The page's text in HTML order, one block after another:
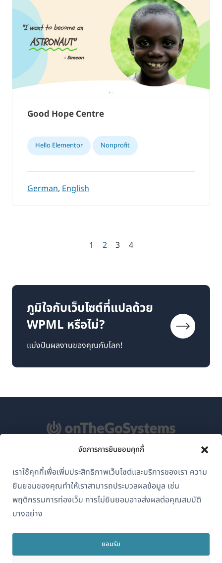
จัดการการยินยอมคุกกี้
เราใช้คุกกี้เพื่อเพิ่มประสิทธิภาพเว็บไซต์และบริการของเรา ความ
ยินยอมของคุณทำให้เราสามารถประมวลผลข้อมูล เช่น
พฤติกรรมการท่องเว็บ การไม่ยินยอมอาจส่งผลต่อคุณสมบัติ
บางอย่าง
ยอมรับ
Good Hope Centre
Hello Elementor Nonprofit
German, English
1 2 3 4
ภูมิใจกับเว็บไซต์ที่แปลด้วย
WPML หรือไม่?
แบ่งปันผลงานของคุณกับโลก!
ไทย
GDPR และนโยบายความเป็นส่วนตัว
เข้าร่วมทีมของเรา(เปิด
ใน
หน้าต่าง
ใหม่)
ใน
หน้าต่าง
ใหม่)
ใน
ใหม่)